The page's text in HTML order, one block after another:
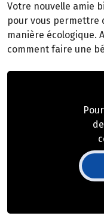
Votre nouvelle amie
pour vous permettre
manière écologique.
comment faire une